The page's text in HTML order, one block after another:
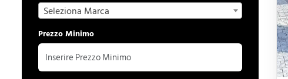
Seleziona Marca
Prezzo Minimo